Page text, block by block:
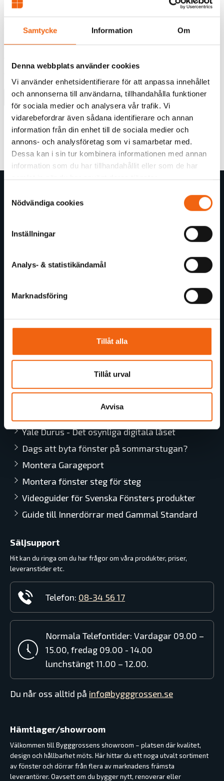
Samtycke Information Om
Denna webbplats använder cookies
Vi använder enhetsidentifierare för att anpassa innehållet
och annonserna till användarna, tillhandahålla funktioner
för sociala medier och analysera vår trafik. Vi
vidarebefordrar även sådana identifierare och annan
information från din enhet till de sociala medier och
annons- och analysföretag som vi samarbetar med.
Dessa kan i sin tur kombinera informationen med annan
information som du har tillhandahållit eller som de har
samlat in när du har använt deras tjänster.
Nödvändiga cookies
Inställningar
Analys- & statistikändamål
Marknadsföring
Tillåt alla
Tillåt urval
Avvisa
Skjutdörr Svenska Fönster Rak Profil Typ C
Vitlackerad Aluminium
Rek.pris fr tillverkaren
84611 kr
Välj
Tillverkningsvara
Butiksinformation
Allmänna Köp- och leveransvillkor
Offertförfrågan
Reklamation
Utförsäljning
ByggGrossens Nyhetsbrev
Guider och artiklar
Yale Durus - Det osynliga digitala låset
Dags att byta fönster på sommarstugan?
Montera Garageport
Montera fönster steg för steg
Videoguider för Svenska Fönsters produkter
Guide till Innerdörrar med Gammal Standard
Säljsupport
Hit kan du ringa om du har frågor om våra produkter, priser,
leveranstider etc.
Telefon: 08-34 56 17
Normala Telefontider: Vardagar 09.00 –
15.00, fredag 09.00 - 14.00
lunchstängt 11.00 – 12.00.
Du når oss alltid på info@bygggrossen.se
Hämtlager/showroom
Välkommen till Bygggrossens showroom – platsen där kvalitet,
design och hållbarhet möts. Här hittar du ett noga utvalt sortiment
av fönster och dörrar från flera av marknadens främsta
leverantörer. Oavsett om du bygger nytt, renoverar eller